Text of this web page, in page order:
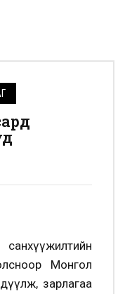
Монгол
зарлагаа